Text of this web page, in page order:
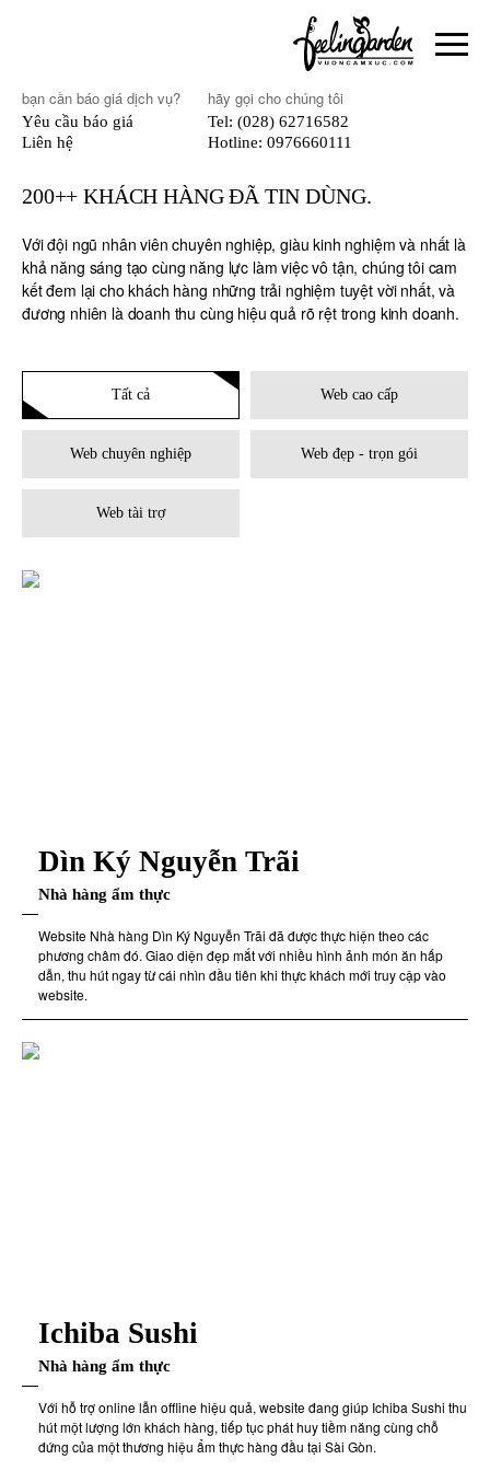
bạn cần báo giá dịch vụ?
Yêu cầu báo giá
Liên hệ
hãy gọi cho chúng tôi
Tel: (028) 62716582
Hotline: 0976660111
200++ KHÁCH HÀNG ĐÃ TIN DÙNG.
Với đội ngũ nhân viên chuyên nghiệp, giàu kinh nghiệm và nhất là
khả năng sáng tạo cùng năng lực làm việc vô tận, chúng tôi cam
kết đem lại cho khách hàng những trải nghiệm tuyệt vời nhất, và
đương nhiên là doanh thu cùng hiệu quả rõ rệt trong kinh doanh.
Tất cả Web cao cấp
Web chuyên nghiệp Web đẹp - trọn gói
Web tài trợ
Dìn Ký Nguyễn Trãi
Nhà hàng ẩm thực
Website Nhà hàng Dìn Ký Nguyễn Trãi đã được thực hiện theo các
phương châm đó. Giao diện đẹp mắt với nhiều hình ảnh món ăn hấp
dẫn, thu hút ngay từ cái nhìn đầu tiên khi thực khách mới truy cập vào
website.
Ichiba Sushi
Nhà hàng ẩm thực
Với hỗ trợ online lẫn offline hiệu quả, website đang giúp Ichiba Sushi thu
hút một lượng lớn khách hàng, tiếp tục phát huy tiềm năng cùng chỗ
đứng của một thương hiệu ẩm thực hàng đầu tại Sài Gòn.